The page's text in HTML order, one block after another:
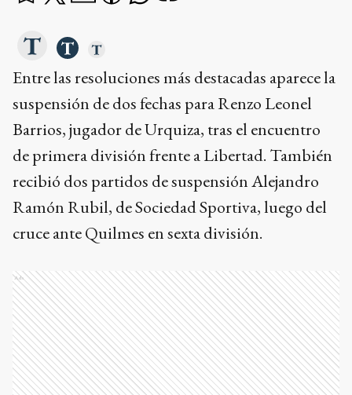
Entre las resoluciones más destacadas aparece la
suspensión de dos fechas para Renzo Leonel
Barrios, jugador de Urquiza, tras el encuentro
de primera división frente a Libertad. También
recibió dos partidos de suspensión Alejandro
Ramón Rubil, de Sociedad Sportiva, luego del
cruce ante Quilmes en sexta división.
Ads